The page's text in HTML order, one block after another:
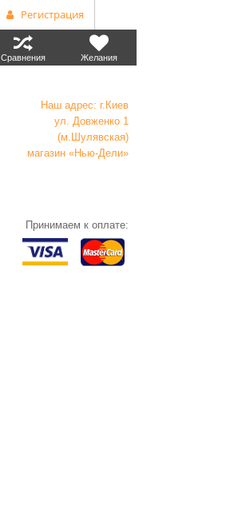
Регистрация
Сравнения Желания
Наш адрес: г.Киев
ул. Довженко 1
(м.Шулявская)
магазин «Нью-Дели»
Принимаем к оплате: